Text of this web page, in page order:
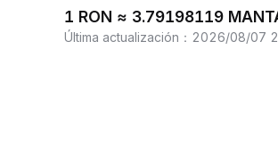
1 RON ≈ 3.79198119
Última actualización ： 2026/08/07